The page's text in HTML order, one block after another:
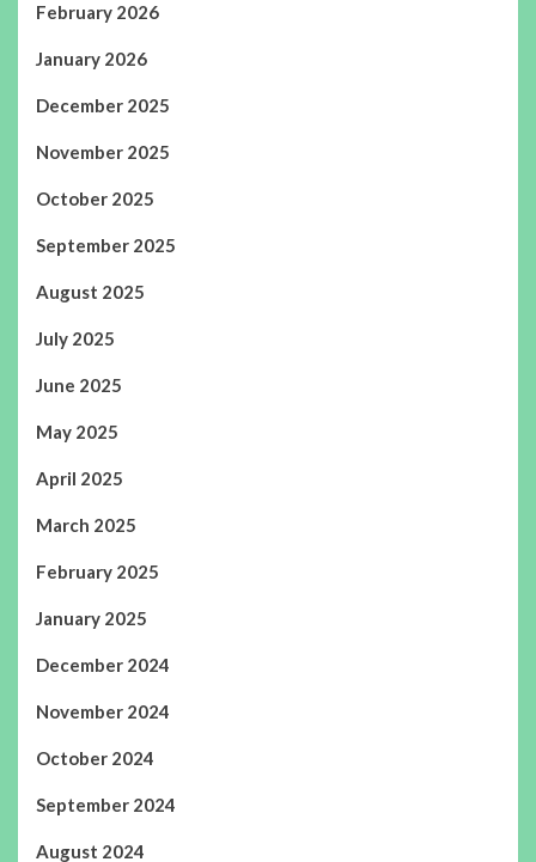
February 2026
January 2026
December 2025
November 2025
October 2025
September 2025
August 2025
July 2025
June 2025
May 2025
April 2025
March 2025
February 2025
January 2025
December 2024
November 2024
October 2024
September 2024
August 2024